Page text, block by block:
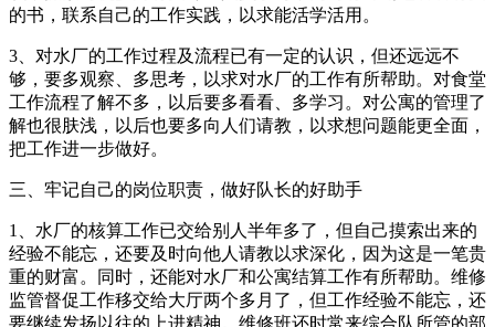
的书，联系自己的工作实践，以求能活学活用。
3、对水厂的工作过程及流程已有一定的认识，但还远远不
够，要多观察、多思考，以求对水厂的工作有所帮助。对食堂
工作流程了解不多，以后要多看看、多学习。对公寓的管理了
解也很肤浅，以后也要多向人们请教，以求想问题能更全面，
把工作进一步做好。
三、牢记自己的岗位职责，做好队长的好助手
1、水厂的核算工作已交给别人半年多了，但自己摸索出来的
经验不能忘，还要及时向他人请教以求深化，因为这是一笔贵
重的财富。同时，还能对水厂和公寓结算工作有所帮助。维修
监管督促工作移交给大厅两个多月了，但工作经验不能忘，还